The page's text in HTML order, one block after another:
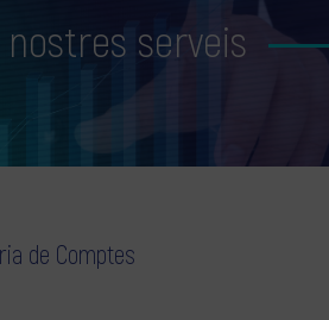
serveis
de Comptes